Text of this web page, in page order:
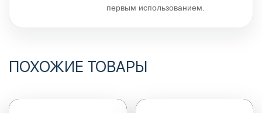
первым использованием.
ПОХОЖИЕ ТОВАРЫ